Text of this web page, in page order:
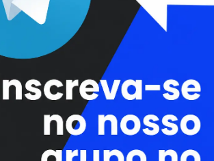
Colaboradores
Cursos
Enviar Dica